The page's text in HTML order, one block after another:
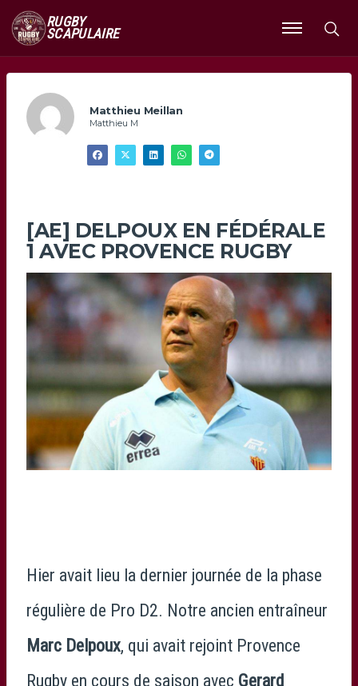
RUGBY
SCAPULAIRE
Ouvrir
le
Matthieu Meillan
Matthieu M
[AE] DELPOUX EN FÉDÉRALE
1 AVEC PROVENCE RUGBY
Hier avait lieu la dernier journée de la phase
régulière de Pro D2. Notre ancien entraîneur
Marc Delpoux, qui avait rejoint Provence
Rugby en cours de saison avec Gerard